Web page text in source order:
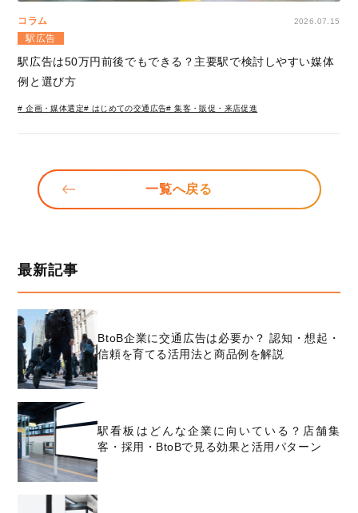
コラム 2026.07.15
駅広告
駅広告は50万円前後でもできる？主要駅で検討しやすい媒体
例と選び方
# 企画・媒体選定# はじめての交通広告# 集客・販促・来店促進
一覧へ戻る
最新記事
BtoB企業に交通広告は必要か？ 認知・想起・
信頼を育てる活用法と商品例を解説
駅看板はどんな企業に向いている？店舗集
客・採用・BtoBで見る効果と活用パターン